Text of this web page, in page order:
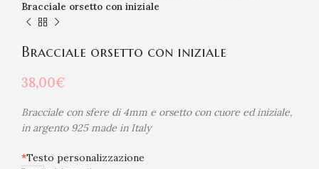
Bracciale orsetto con iniziale
Bracciale orsetto con iniziale
38,00€
Bracciale con sfere di 4mm e orsetto con cuore ed iniziale,
in argento 925 made in Italy
*Testo personalizzazione